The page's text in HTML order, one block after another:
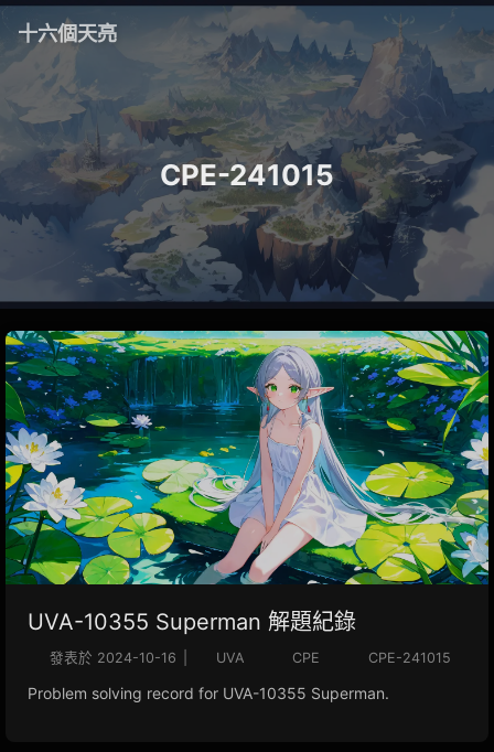
十六個天亮
CPE-241015
UVA-10355 Superman 解題紀錄
發表於 2024-10-16 UVA CPE CPE-241015
Problem solving record for UVA-10355 Superman.